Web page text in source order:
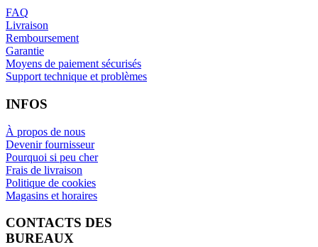
FAQ
Livraison
Remboursement
Garantie
Moyens de paiement sécurisés
Support technique et problèmes
INFOS
À propos de nous
Devenir fournisseur
Pourquoi si peu cher
Frais de livraison
Politique de cookies
Magasins et horaires
CONTACTS DES
BUREAUX